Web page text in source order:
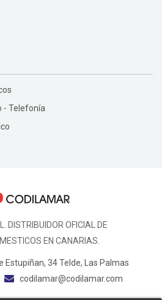
- Telefonía
DISTRIBUIDOR OFICIAL DE
EN CANARIAS.
Estupiñan, 34 Telde, Las Palmas
codilamar@codilamar.com